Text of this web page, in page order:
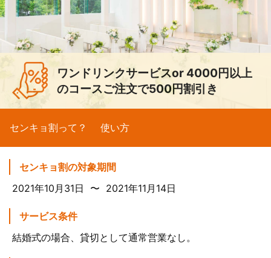
ワンドリンクサービスor 4000円以上
のコースご注文で500円割引き
センキョ割って？ 使い方
センキョ割の対象期間
2021年10月31日 〜 2021年11月14日
サービス条件
結婚式の場合、貸切として通常営業なし。